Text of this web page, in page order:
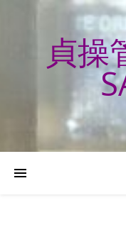
貞操